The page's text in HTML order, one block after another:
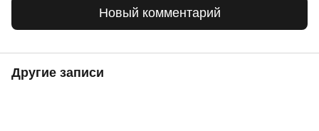
Новый комментарий
Другие записи